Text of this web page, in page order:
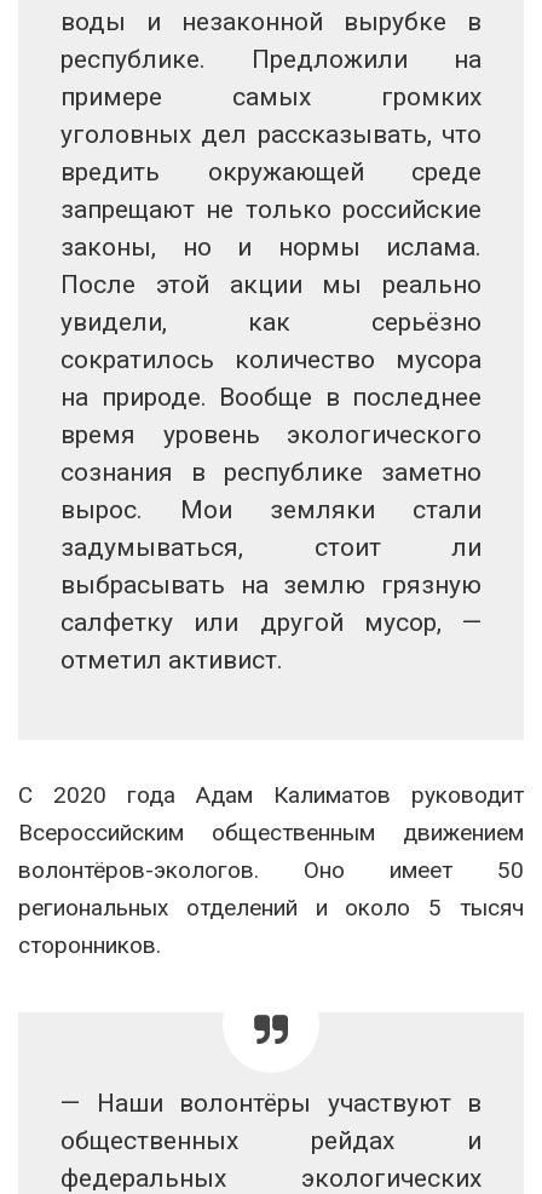
воды и незаконной вырубке в
республике. Предложили на
примере самых громких
уголовных дел рассказывать, что
вредить окружающей среде
запрещают не только российские
законы, но и нормы ислама.
После этой акции мы реально
увидели, как серьёзно
сократилось количество мусора
на природе. Вообще в последнее
время уровень экологического
сознания в республике заметно
вырос. Мои земляки стали
задумываться, стоит ли
выбрасывать на землю грязную
салфетку или другой мусор, —
отметил активист.
С 2020 года Адам Калиматов руководит
Всероссийским общественным движением
волонтёров-экологов. Оно имеет 50
региональных отделений и около 5 тысяч
сторонников.
— Наши волонтёры участвуют в
общественных рейдах и
федеральных экологических